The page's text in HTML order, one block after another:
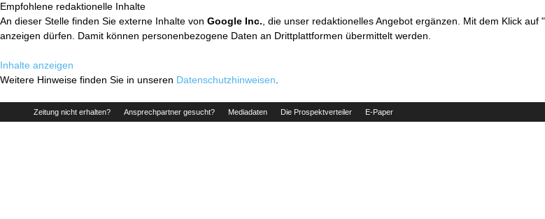
Empfohlene redaktionelle Inhalte
An dieser Stelle finden Sie externe Inhalte von Google Inc. , die unser redaktionelles Angebot ergänzen. Mit dem Klick
anzeigen dürfen. Damit können personenbezogene Daten an Drittplattformen übermittelt werden.
Inhalte anzeigen
Weitere Hinweise finden Sie in unseren Datenschutzhinweisen
Zeitung nicht erhalten? Ansprechpartner gesucht? Mediadaten Die Prospektverteiler E-Paper